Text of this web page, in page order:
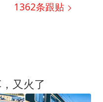
1362条跟贴
又火了